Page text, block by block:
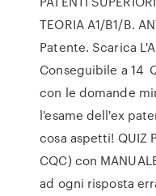
TEORIA A1/B1/B.
Patente. Scarica
Conseguibile a 14
con le domande
l'esame dell'ex
cosa aspetti! QUIZ
CQC) con
ad ogni risposta